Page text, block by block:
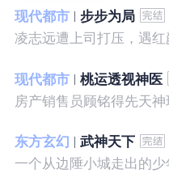
现代都市
步步为局
现代都市
桃运透视神医
东方玄幻
武神天下